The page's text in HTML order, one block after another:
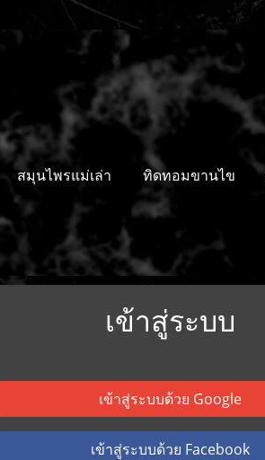
สมุนไพรแม่เล่า ทิดทอมขานไข
เข้าสู่ระบบ
เข้าสู่ระบบด้วย Google
เข้าสู่ระบบด้วย Facebook